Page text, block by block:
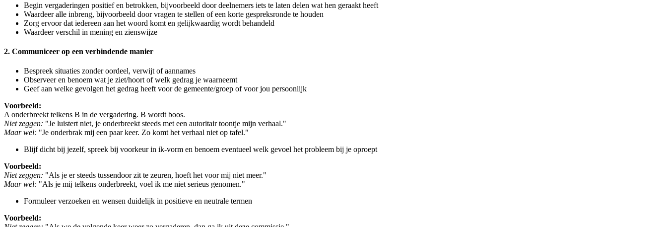
Begin vergaderingen positief en betrokken, bijvoorbeeld door deelnemers iets te laten delen wat hen geraakt heeft
Waardeer alle inbreng, bijvoorbeeld door vragen te stellen of een korte gespreksronde te houden
Zorg ervoor dat iedereen aan het woord komt en gelijkwaardig wordt behandeld
Waardeer verschil in mening en zienswijze
2. Communiceer op een verbindende manier
Bespreek situaties zonder oordeel, verwijt of aannames
Observeer en benoem wat je ziet/hoort of welk gedrag je waarneemt
Geef aan welke gevolgen het gedrag heeft voor de gemeente/groep of voor jou persoonlijk
Voorbeeld:
A onderbreekt telkens B in de vergadering. B wordt boos.
Niet zeggen: "Je luistert niet, je onderbreekt steeds met een autoritair toontje mijn verhaal."
Maar wel: "Je onderbrak mij een paar keer. Zo komt het verhaal niet op tafel."
Blijf dicht bij jezelf, spreek bij voorkeur in ik-vorm en benoem eventueel welk gevoel het probleem bij je oproept
Voorbeeld:
Niet zeggen: "Als je er steeds tussendoor zit te zeuren, hoeft het voor mij niet meer."
Maar wel: "Als je mij telkens onderbreekt, voel ik me niet serieus genomen."
Formuleer verzoeken en wensen duidelijk in positieve en neutrale termen
Voorbeeld: